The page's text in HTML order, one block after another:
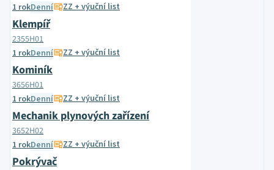
1 rokDenní ZZ + výuční list
Klempíř
2355H01
1 rokDenní ZZ + výuční list
Kominík
3656H01
1 rokDenní ZZ + výuční list
Mechanik plynových zařízení
3652H02
1 rokDenní ZZ + výuční list
Pokrývač